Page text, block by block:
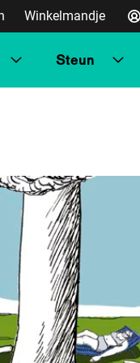
Winkelmandje
Steun